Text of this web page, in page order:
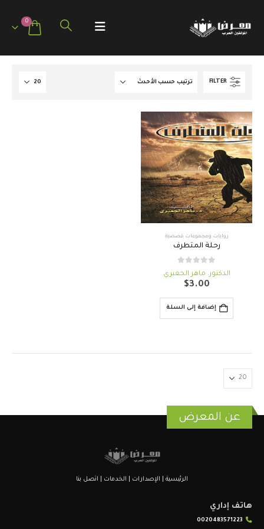
0
FILTER
روايات ومجموعات قصصية
رحلة المتطرف
الدكتور. ماهر الجعبري
$3.00
إضافة إلى السلة
عن المعرض
الرئيسية الإصدارات الخدمات اتصل بنا
هاتف إداري
0020483571223